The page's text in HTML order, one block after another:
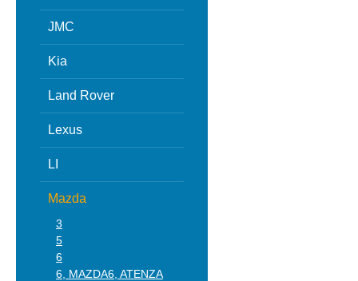
JMC
Kia
Land Rover
Lexus
LI
Mazda
3
5
6
6, MAZDA6, ATENZA